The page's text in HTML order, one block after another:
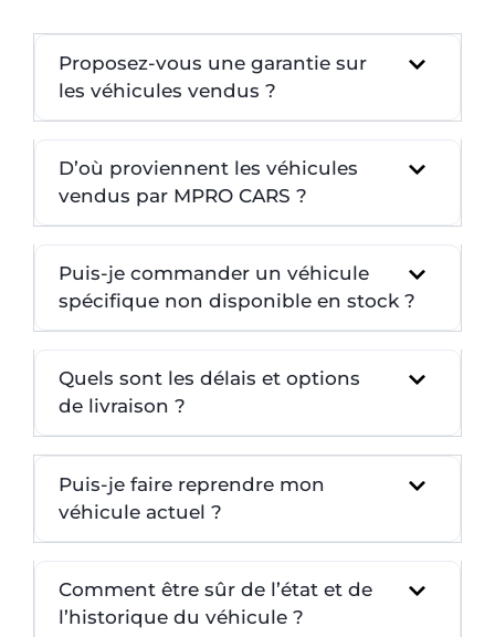
Proposez-vous une garantie sur
les véhicules vendus ?
D’où proviennent les véhicules
vendus par MPRO CARS ?
Puis-je commander un véhicule
spécifique non disponible en stock ?
Quels sont les délais et options
de livraison ?
Puis-je faire reprendre mon
véhicule actuel ?
Comment être sûr de l’état et de
l’historique du véhicule ?